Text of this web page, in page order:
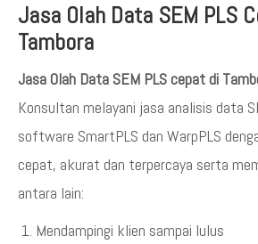
Jasa Olah Data SEM PLS
Tambora
Jasa Olah Data SEM PLS cepat di
Konsultan melayani jasa analisis data
software SmartPLS dan WarpPLS
cepat, akurat dan terpercaya serta
antara lain:
Mendampingi klien sampai lulus